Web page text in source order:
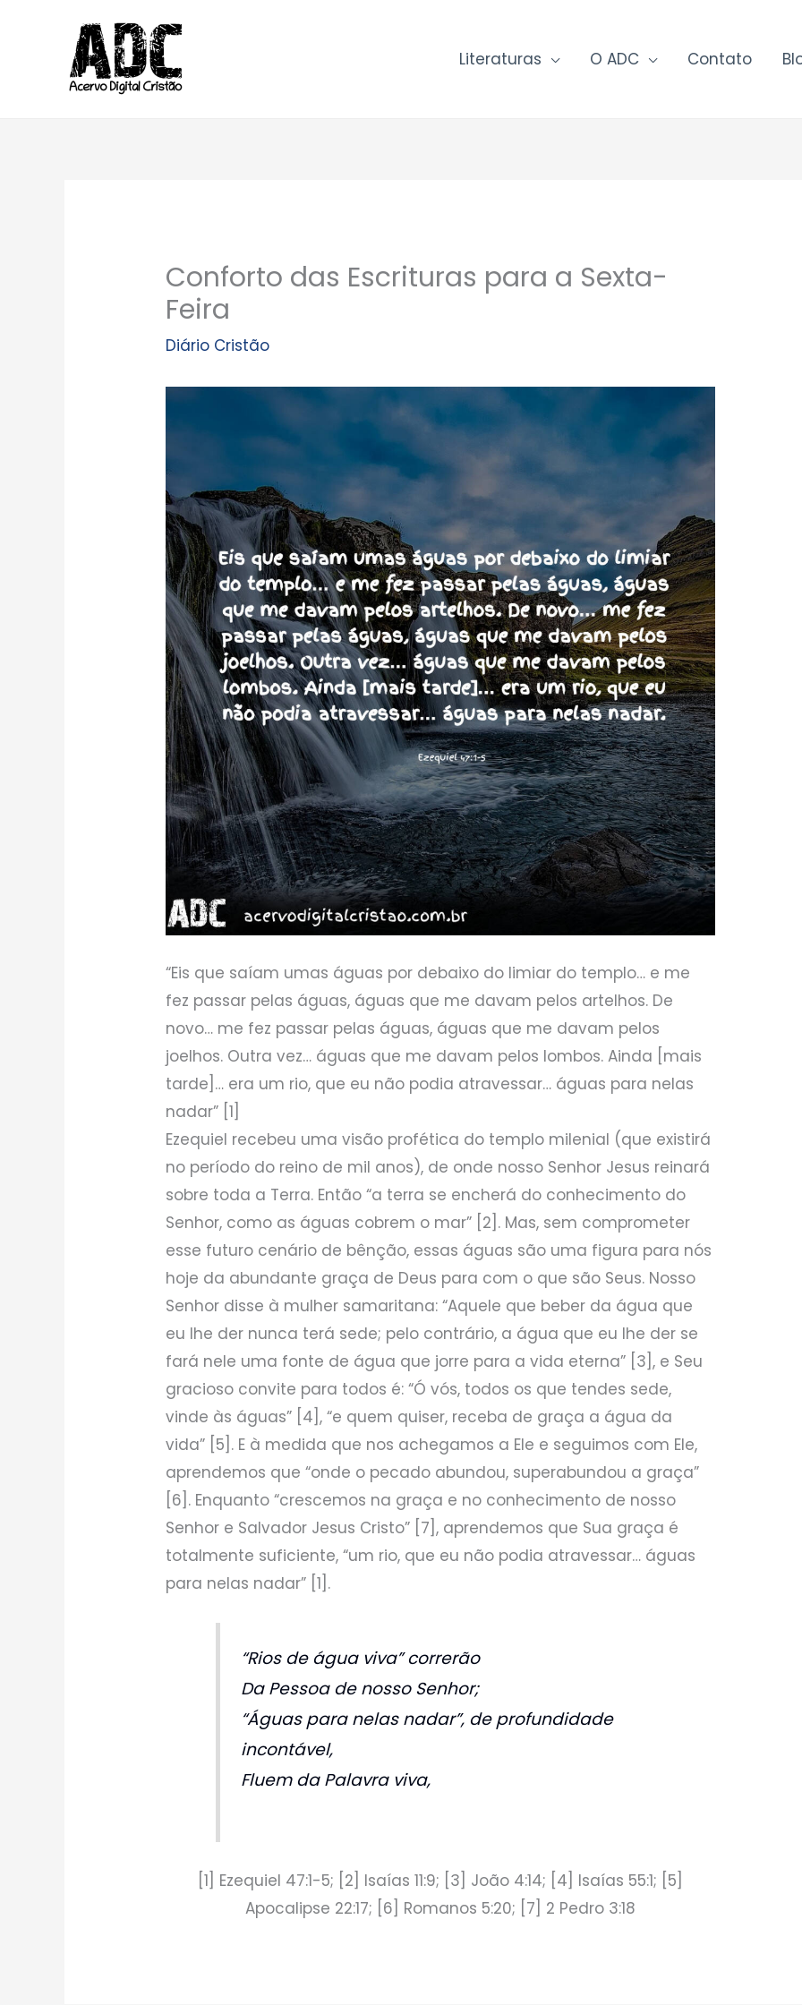
conteúdo
Literaturas O ADC Contato
Conforto das Escrituras para a Sexta-
Feira
Diário Cristão
“Eis que saíam umas águas por debaixo do limiar do templo… e me
fez passar pelas águas, águas que me davam pelos artelhos. De
novo… me fez passar pelas águas, águas que me davam pelos
joelhos. Outra vez… águas que me davam pelos lombos. Ainda [mais
tarde]… era um rio, que eu não podia atravessar… águas para nelas
nadar” [1]
Ezequiel recebeu uma visão profética do templo milenial (que existirá
no período do reino de mil anos), de onde nosso Senhor Jesus reinará
sobre toda a Terra. Então “a terra se encherá do conhecimento do
Senhor, como as águas cobrem o mar” [2]. Mas, sem comprometer
esse futuro cenário de bênção, essas águas são uma figura para nós
hoje da abundante graça de Deus para com o que são Seus. Nosso
Senhor disse à mulher samaritana: “Aquele que beber da água que
eu lhe der nunca terá sede; pelo contrário, a água que eu lhe der se
fará nele uma fonte de água que jorre para a vida eterna” [3], e Seu
gracioso convite para todos é: “Ó vós, todos os que tendes sede,
vinde às águas” [4], “e quem quiser, receba de graça a água da
vida” [5]. E à medida que nos achegamos a Ele e seguimos com Ele,
aprendemos que “onde o pecado abundou, superabundou a graça”
[6]. Enquanto “crescemos na graça e no conhecimento de nosso
Senhor e Salvador Jesus Cristo” [7], aprendemos que Sua graça é
totalmente suficiente, “um rio, que eu não podia atravessar… águas
para nelas nadar” [1].
“Rios de água viva” correrão
Da Pessoa de nosso Senhor;
“Águas para nelas nadar”, de profundidade
incontável,
Fluem da Palavra viva,
[1] Ezequiel 47:1-5; [2] Isaías 11:9; [3] João 4:14; [4] Isaías 55:1; [5]
Apocalipse 22:17; [6] Romanos 5:20; [7] 2 Pedro 3:18